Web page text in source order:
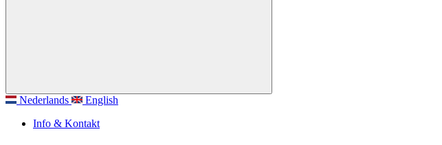
Nederlands
English
Info & Kontakt